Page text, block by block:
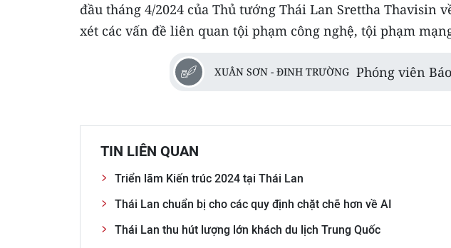
đầu tháng 4/2024 của Thủ tướng Thái Lan Srettha Thavisin
xét các vấn đề liên quan tội phạm công nghệ, tội phạm
XUÂN SƠN - ĐINH TRƯỜNG Phóng viên
TIN LIÊN QUAN
Triển lãm Kiến trúc 2024 tại Thái Lan
Thái Lan chuẩn bị cho các quy định chặt chẽ hơn về AI
Thái Lan thu hút lượng lớn khách du lịch Trung Quốc